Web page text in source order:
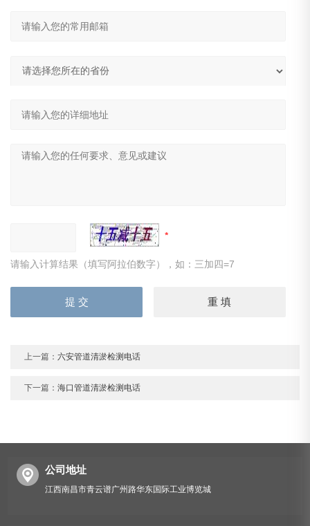
请输入计算结果（填写阿拉伯数字），如：三加四=7
上一篇：六安管道清淤检测电话
下一篇：海口管道清淤检测电话
公司地址
江西南昌市青云谱广州路华东国际工业博览城